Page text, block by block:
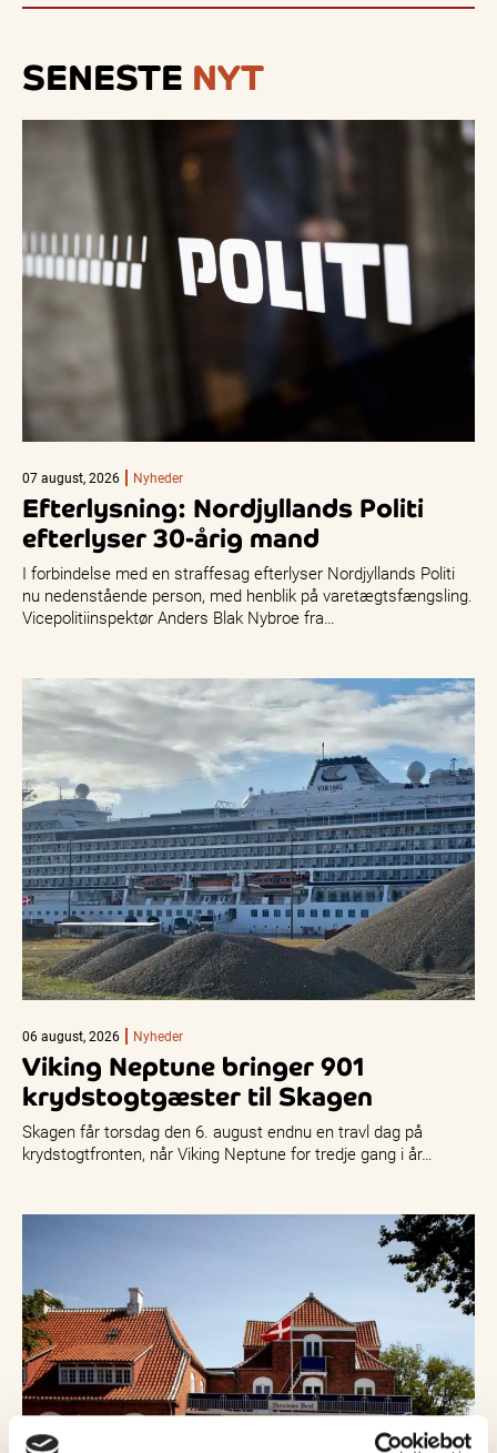
SENESTE NYT
07 august, 2026 Nyheder
Efterlysning: Nordjyllands Politi
efterlyser 30-årig mand
I forbindelse med en straffesag efterlyser Nordjyllands Politi
nu nedenstående person, med henblik på varetægtsfængsling.
Vicepolitiinspektør Anders Blak Nybroe fra…
06 august, 2026 Nyheder
Viking Neptune bringer 901
krydstogtgæster til Skagen
Skagen får torsdag den 6. august endnu en travl dag på
krydstogtfronten, når Viking Neptune for tredje gang i år…